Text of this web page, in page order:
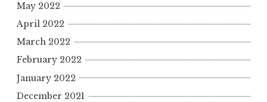
May 2022
April 2022
March 2022
February 2022
January 2022
December 2021